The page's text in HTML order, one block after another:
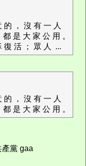
的 ， 沒 有 一 人
是 大 家 公 用 。
復 活 ； 眾 人 ...
的 ， 沒 有 一 人
是 大 家 公 用 。
產黨 gaa